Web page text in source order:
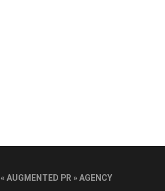
« AUGMENTED PR » AGENCY